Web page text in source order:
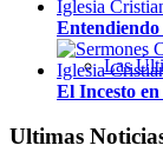
Las
El Incesto
Ultimas